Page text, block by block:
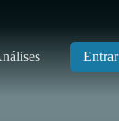
Entrar